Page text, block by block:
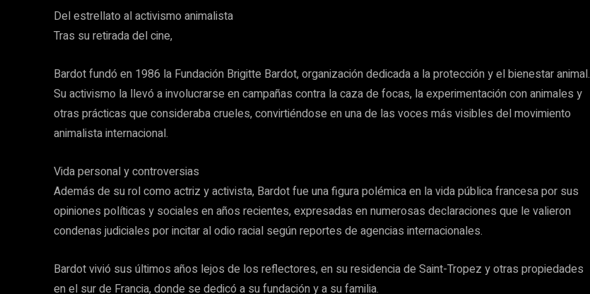
Del estrellato al activismo animalista
Tras su retirada del cine,
Bardot fundó en 1986 la Fundación Brigitte Bardot, organización dedicada a la protección y el bienestar animal.
Su activismo la llevó a involucrarse en campañas contra la caza de focas, la experimentación con animales y
otras prácticas que consideraba crueles, convirtiéndose en una de las voces más visibles del movimiento
animalista internacional.
Vida personal y controversias
Además de su rol como actriz y activista, Bardot fue una figura polémica en la vida pública francesa por sus
opiniones políticas y sociales en años recientes, expresadas en numerosas declaraciones que le valieron
condenas judiciales por incitar al odio racial según reportes de agencias internacionales.
Bardot vivió sus últimos años lejos de los reflectores, en su residencia de Saint-Tropez y otras propiedades
en el sur de Francia, donde se dedicó a su fundación y a su familia.